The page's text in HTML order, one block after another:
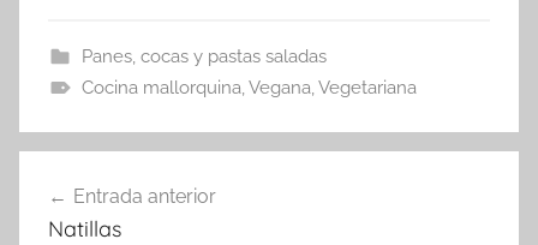
Panes, cocas y pastas saladas
Cocina mallorquina,Vegana,Vegetariana
de
Entrada anterior
Natillas